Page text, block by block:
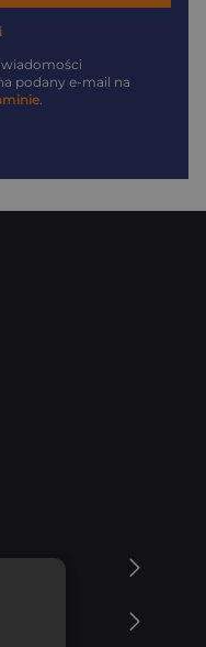
podany e-mail na
.